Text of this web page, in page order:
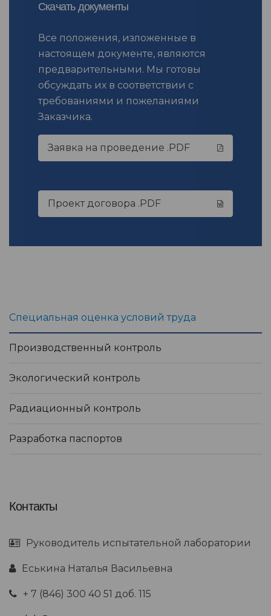
Скачать документы
Все положения, изложенные в
настоящем документе, являются
предварительными. Мы готовы
обсуждать их в соответствии с
требованиями и пожеланиями
Заказчика.
Заявка на проведение .PDF
Проект договора .PDF
Специальная оценка условий труда
Производственный контроль
Экологический контроль
Радиационный контроль
Разработка паспортов
Контакты
Руководитель испытательной лаборатории
Еськина Наталья Васильевна
+ 7 (846) 300 40 51 доб. 115